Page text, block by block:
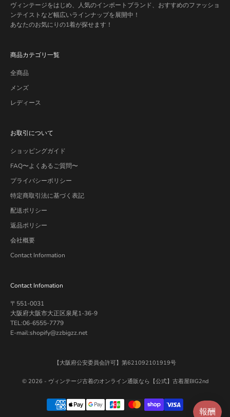
ヴィンテージをはじめ、人気のインポートブランド、おすすめのファッショ
ンテイストなど幅広いラインナップを展開中！
あなたのお気にりの1着が探せます！
商品カテゴリ一覧
全商品
メンズ
レディース
お取引について
ショッピングガイド
FAQ〜よくあるご質問〜
プライバシーポリシー
特定商取引法に基づく表記
配送ポリシー
返品ポリシー
会社概要
Contact Information
Contact Infomation
〒551-0031
大阪府大阪市大正区泉尾1-36-9
TEL:06-6555-7779
E-mail:shopify@zzbigzz.net
【大阪府公安委員会許可】第621092101919号
© 2026 - ヴィンテージ古着のオンライン通販なら【公式】古着屋BIG2nd